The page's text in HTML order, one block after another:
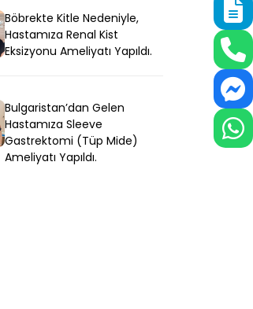
Böbrekte Kitle Nedeniyle,
Hastamıza Renal Kist
Eksizyonu Ameliyatı Yapıldı.
Bulgaristan’dan Gelen
Hastamıza Sleeve
Gastrektomi (Tüp Mide)
Ameliyatı Yapıldı.